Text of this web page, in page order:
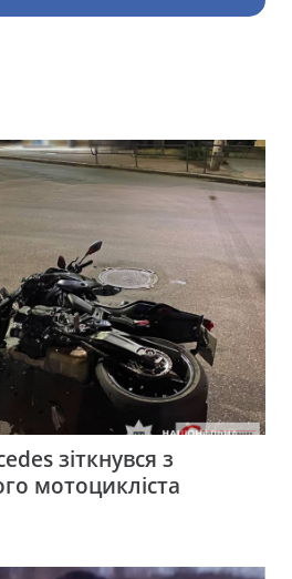
зіткнувся з
мотоцикліста